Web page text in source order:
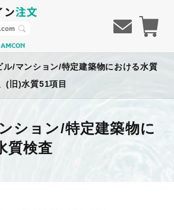
ル/マンション/特定建築物における水質
(旧)水質51項目
ション/特定建築物に
質検査